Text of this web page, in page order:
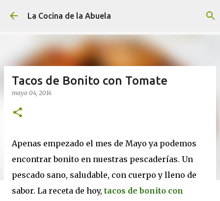
Ir al contenido principal
La Cocina de la Abuela
Tacos de Bonito con Tomate
mayo 04, 2014
Apenas empezado el mes de Mayo ya podemos
encontrar bonito en nuestras pescaderías. Un
pescado sano, saludable, con cuerpo y lleno de
sabor. La receta de hoy, tacos de bonito con